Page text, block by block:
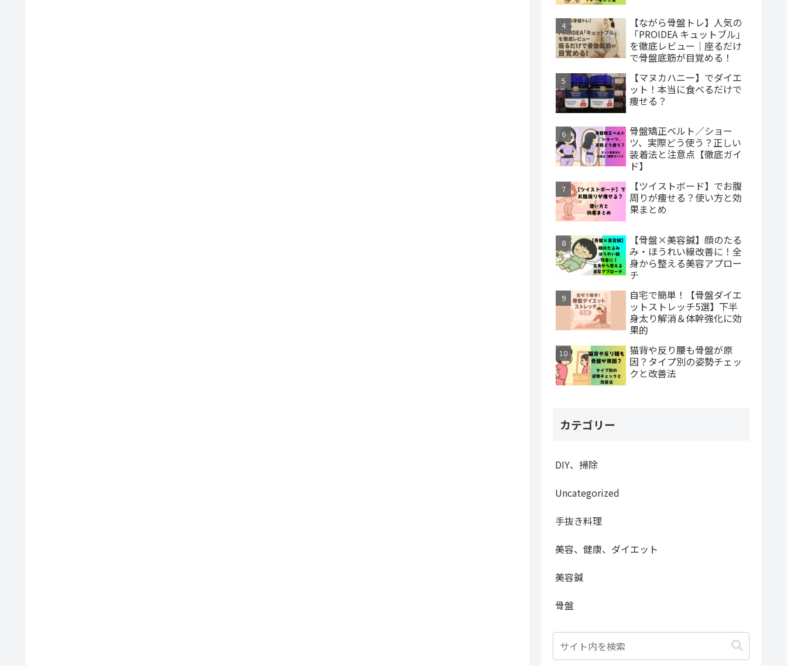
【ながら骨盤トレ】人気の
「PROIDEA キュットブル」
を徹底レビュー｜座るだけ
で骨盤底筋が目覚める！
【マヌカハニー】でダイエ
ット！本当に食べるだけで
痩せる？
骨盤矯正ベルト／ショー
ツ、実際どう使う？正しい
装着法と注意点【徹底ガイ
ド】
【ツイストボード】でお腹
周りが痩せる？使い方と効
果まとめ
【骨盤×美容鍼】顔のたる
み・ほうれい線改善に！全
身から整える美容アプロー
チ
自宅で簡単！【骨盤ダイエ
ットストレッチ5選】下半
身太り解消＆体幹強化に効
果的
猫背や反り腰も骨盤が原
因？タイプ別の姿勢チェッ
クと改善法
カテゴリー
DIY、掃除
Uncategorized
手抜き料理
美容、健康、ダイエット
美容鍼
骨盤